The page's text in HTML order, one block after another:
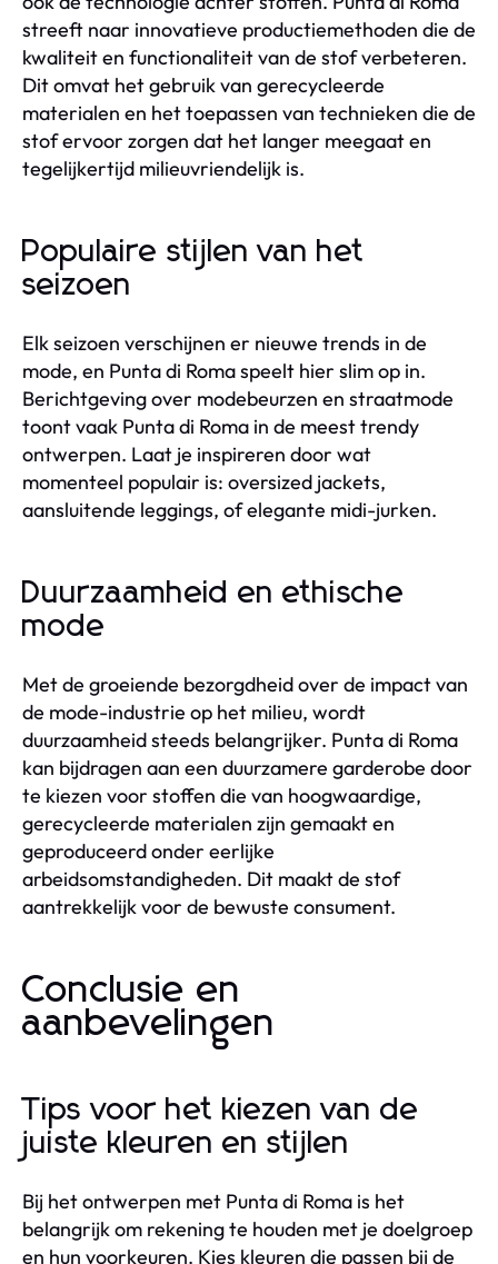
streeft naar innovatieve productiemethoden die de
kwaliteit en functionaliteit van de stof verbeteren.
Dit omvat het gebruik van gerecycleerde
materialen en het toepassen van technieken die de
stof ervoor zorgen dat het langer meegaat en
tegelijkertijd milieuvriendelijk is.
Populaire stijlen van het
seizoen
Elk seizoen verschijnen er nieuwe trends in de
mode, en Punta di Roma speelt hier slim op in.
Berichtgeving over modebeurzen en straatmode
toont vaak Punta di Roma in de meest trendy
ontwerpen. Laat je inspireren door wat
momenteel populair is: oversized jackets,
aansluitende leggings, of elegante midi-jurken.
Duurzaamheid en ethische
mode
Met de groeiende bezorgdheid over de impact van
de mode-industrie op het milieu, wordt
duurzaamheid steeds belangrijker. Punta di Roma
kan bijdragen aan een duurzamere garderobe door
te kiezen voor stoffen die van hoogwaardige,
gerecycleerde materialen zijn gemaakt en
geproduceerd onder eerlijke
arbeidsomstandigheden. Dit maakt de stof
aantrekkelijk voor de bewuste consument.
Conclusie en
aanbevelingen
Tips voor het kiezen van de
juiste kleuren en stijlen
Bij het ontwerpen met Punta di Roma is het
belangrijk om rekening te houden met je doelgroep
en hun voorkeuren. Kies kleuren die passen bij de